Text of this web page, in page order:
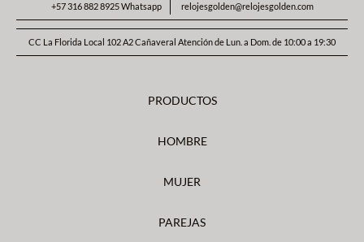
+57 316 882 8925 Whatsapp relojesgolden@relojesgolden.com
CC La Florida Local 102 A2 Cañaveral Atención de Lun. a Dom. de 10:00 a 19:30
PRODUCTOS
HOMBRE
MUJER
PAREJAS